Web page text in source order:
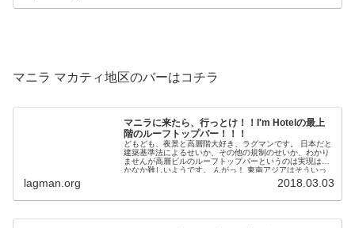
マニラ マカティ地区のバーはコチラ
マニラに来たら、行っとけ！！I'm Hotelの最上
階のルーフトップバー！！！
どもども、夜景と高層階大好き、ラグマンです。 日本だと
建築基準法によるせいか、その他の規制のせいか、わかり
ませんが高層ビルのルーフトップバーというのは実現はな
かなか難しいようです。 んがっ！ 東南アジアはそういっ
た規制がそこまで厳しくないようで、高層ルーフトップバ
ーはたくさんあります。バンコクの地上247mにあるルー
lagman.org 2018.03.03